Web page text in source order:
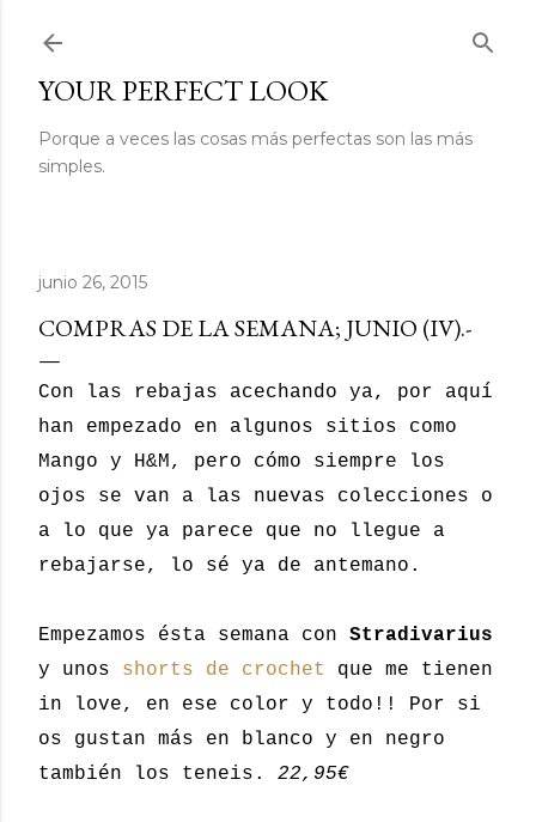
YOUR PERFECT LOOK
Porque a veces las cosas más perfectas son las más
simples.
junio 26, 2015
COMPRAS DE LA SEMANA; JUNIO (IV).-
Con las rebajas acechando ya, por aquí
han empezado en algunos sitios como
Mango y H&M, pero cómo siempre los
ojos se van a las nuevas colecciones o
a lo que ya parece que no llegue a
rebajarse, lo sé ya de antemano.
Empezamos ésta semana con Stradivarius
y unos shorts de crochet
que me tienen
in love, en ese color y todo!! Por si
os gustan más en blanco y en negro
también los teneis. 22,95€